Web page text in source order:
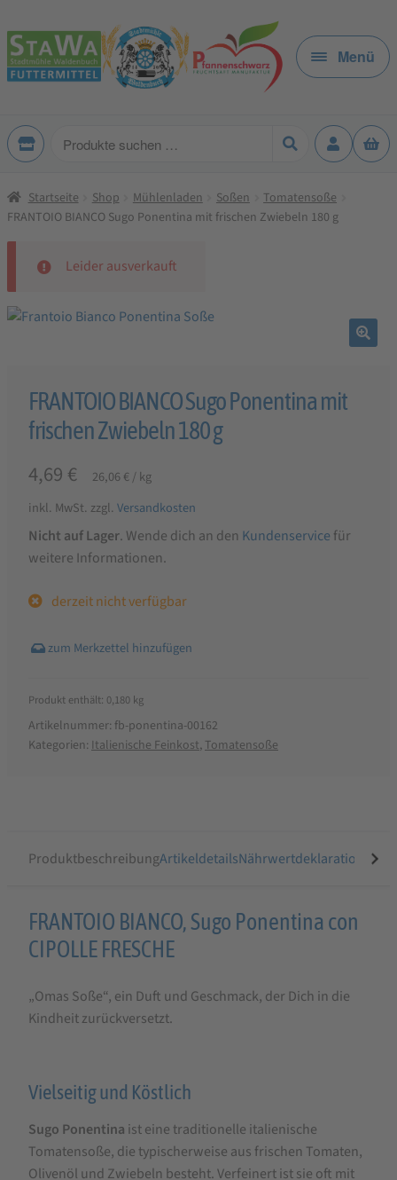
Zur
Navigation
springen
Zum
Inhalt
springen
Menü
Produkte
Startseite Shop Mühlenladen Soßen
Tomatensoße
FRANTOIO BIANCO Sugo Ponentina mit frischen Zwiebeln 180 g
Leider ausverkauft
FRANTOIO BIANCO Sugo Ponentina mit
frischen Zwiebeln 180 g
4,69 € 26,06 €/kg
inkl. MwSt. zzgl. Versandkosten
Nicht auf Lager. Wende dich an den Kundenservice für
weitere Informationen.
derzeit nicht verfügbar
Produkt enthält: 0,180 kg
Artikelnummer: fb-ponentina-00162
Kategorien: Italienische Feinkost,Tomatensoße
ProduktbeschreibungArtikeldetailsNährwertdeklaration
Produktbeschreibung
für
BIANCO
Sugo
mit
Zwiebeln
180
FRANTOIO BIANCO, Sugo Ponentina con
CIPOLLE FRESCHE
„Omas Soße“, ein Duft und Geschmack, der Dich in die
Kindheit zurückversetzt.
Vielseitig und Köstlich
Sugo Ponentina ist eine traditionelle italienische
Tomatensoße, die typischerweise aus frischen Tomaten,
Olivenöl und Zwiebeln besteht. Verfeinert ist sie oft mit